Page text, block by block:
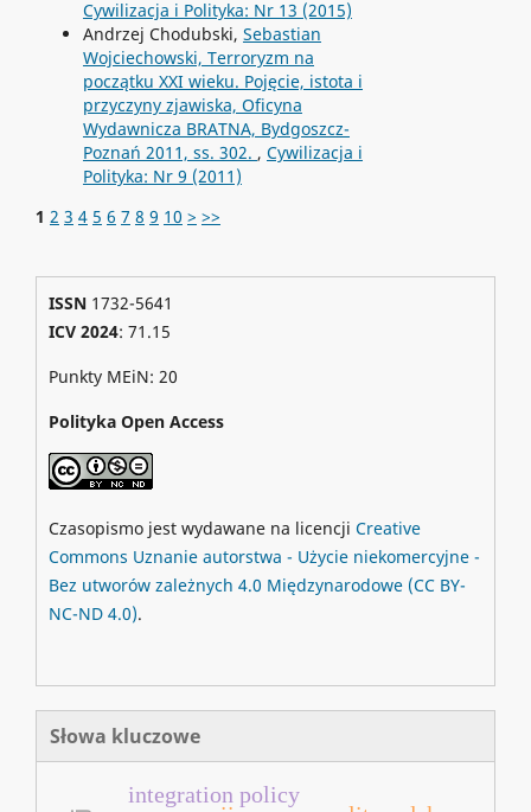
Cywilizacja i Polityka: Nr 13 (2015)
Andrzej Chodubski, Sebastian
Wojciechowski, Terroryzm na
początku XXI wieku. Pojęcie, istota i
przyczyny zjawiska, Oficyna
Wydawnicza BRATNA, Bydgoszcz-
Poznań 2011, ss. 302. , Cywilizacja i
Polityka: Nr 9 (2011)
1 2 3 4 5 6 7 8 9 10 > >>
ISSN1732-5641
ICV 2024: 71.15
Punkty MEiN: 20
Polityka Open Access
Czasopismo jest wydawane na licencji Creative
Commons Uznanie autorstwa - Użycie niekomercyjne -
Bez utworów zależnych 4.0 Międzynarodowe (CC BY-
NC-ND 4.0).
Słowa kluczowe
integration policy